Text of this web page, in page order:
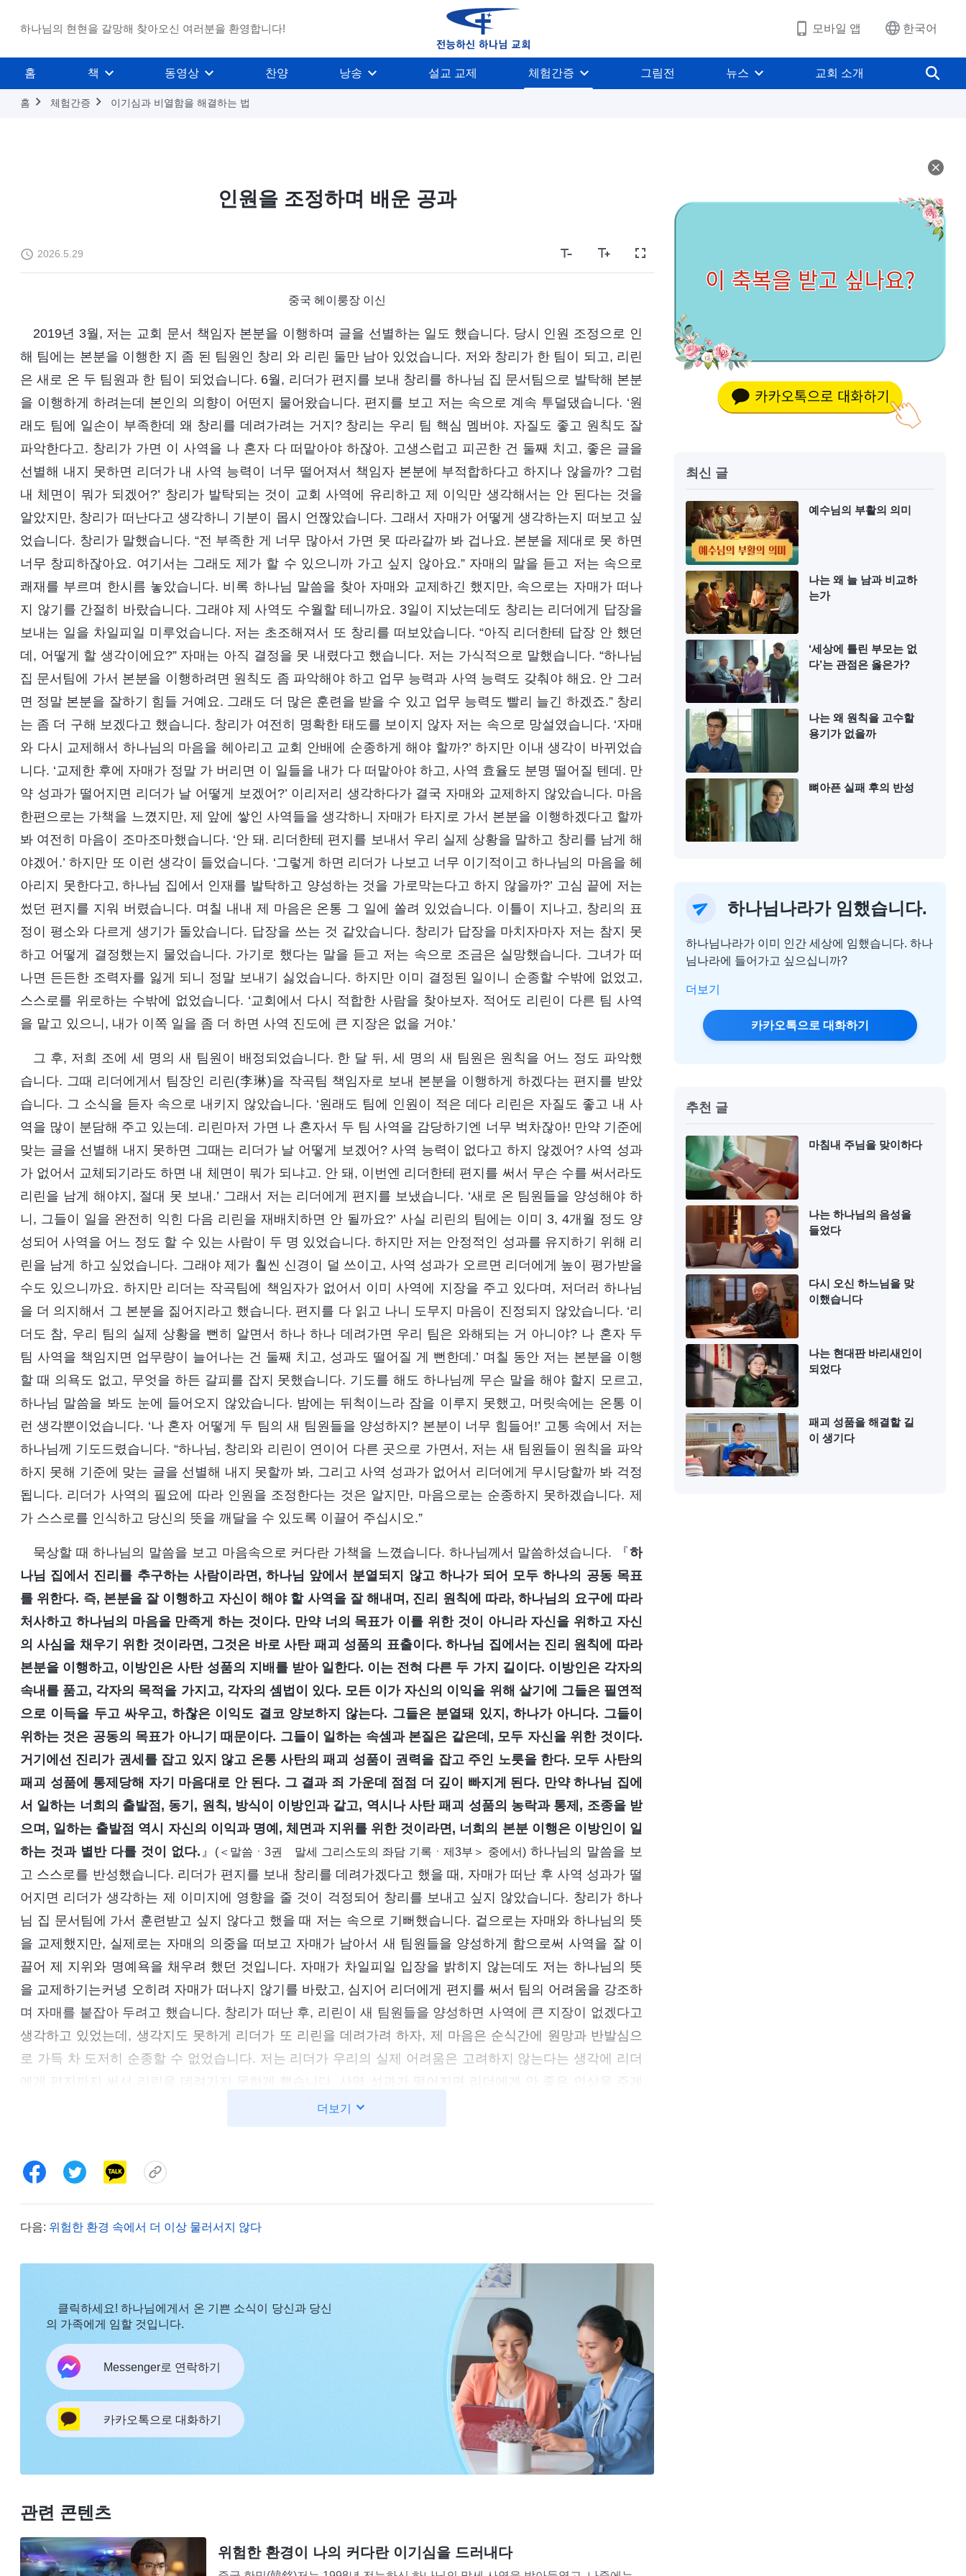
하나님의 현현을 갈망해 찾아오신 여러분을 환영합니다! 모바일 앱 한국어
홈 책 동영상 찬양 낭송 설교 교제 체험간증 그림전 뉴스 교회 소개
홈 체험간증 이기심과 비열함을 해결하는 법
인원을 조정하며 배운 공과
2026.5.29
중국 헤이룽장 이신
2019년 3월, 저는 교회 문서 책임자 본분을 이행하며 글을 선별하는 일도 했습니다. 당시 인원 조정으로 인
해 팀에는 본분을 이행한 지 좀 된 팀원인 창리 와 리린 둘만 남아 있었습니다. 저와 창리가 한 팀이 되고, 리린
은 새로 온 두 팀원과 한 팀이 되었습니다. 6월, 리더가 편지를 보내 창리를 하나님 집 문서팀으로 발탁해 본분
을 이행하게 하려는데 본인의 의향이 어떤지 물어왔습니다. 편지를 보고 저는 속으로 계속 투덜댔습니다. ‘원
래도 팀에 일손이 부족한데 왜 창리를 데려가려는 거지? 창리는 우리 팀 핵심 멤버야. 자질도 좋고 원칙도 잘
파악한다고. 창리가 가면 이 사역을 나 혼자 다 떠맡아야 하잖아. 고생스럽고 피곤한 건 둘째 치고, 좋은 글을
선별해 내지 못하면 리더가 내 사역 능력이 너무 떨어져서 책임자 본분에 부적합하다고 하지나 않을까? 그럼
내 체면이 뭐가 되겠어?’ 창리가 발탁되는 것이 교회 사역에 유리하고 제 이익만 생각해서는 안 된다는 것을
알았지만, 창리가 떠난다고 생각하니 기분이 몹시 언짢았습니다. 그래서 자매가 어떻게 생각하는지 떠보고 싶
었습니다. 창리가 말했습니다. “전 부족한 게 너무 많아서 가면 못 따라갈까 봐 겁나요. 본분을 제대로 못 하면
너무 창피하잖아요. 여기서는 그래도 제가 할 수 있으니까 가고 싶지 않아요.” 자매의 말을 듣고 저는 속으로
쾌재를 부르며 한시름 놓았습니다. 비록 하나님 말씀을 찾아 자매와 교제하긴 했지만, 속으로는 자매가 떠나
지 않기를 간절히 바랐습니다. 그래야 제 사역도 수월할 테니까요. 3일이 지났는데도 창리는 리더에게 답장을
보내는 일을 차일피일 미루었습니다. 저는 초조해져서 또 창리를 떠보았습니다. “아직 리더한테 답장 안 했던
데, 어떻게 할 생각이에요?” 자매는 아직 결정을 못 내렸다고 했습니다. 저는 가식적으로 말했습니다. “하나님
집 문서팀에 가서 본분을 이행하려면 원칙도 좀 파악해야 하고 업무 능력과 사역 능력도 갖춰야 해요. 안 그러
면 정말 본분을 잘하기 힘들 거예요. 그래도 더 많은 훈련을 받을 수 있고 업무 능력도 빨리 늘긴 하겠죠.” 창리
는 좀 더 구해 보겠다고 했습니다. 창리가 여전히 명확한 태도를 보이지 않자 저는 속으로 망설였습니다. ‘자매
와 다시 교제해서 하나님의 마음을 헤아리고 교회 안배에 순종하게 해야 할까?’ 하지만 이내 생각이 바뀌었습
니다. ‘교제한 후에 자매가 정말 가 버리면 이 일들을 내가 다 떠맡아야 하고, 사역 효율도 분명 떨어질 텐데. 만
약 성과가 떨어지면 리더가 날 어떻게 보겠어?’ 이리저리 생각하다가 결국 자매와 교제하지 않았습니다. 마음
한편으로는 가책을 느꼈지만, 제 앞에 쌓인 사역들을 생각하니 자매가 타지로 가서 본분을 이행하겠다고 할까
봐 여전히 마음이 조마조마했습니다. ‘안 돼. 리더한테 편지를 보내서 우리 실제 상황을 말하고 창리를 남게 해
야겠어.’ 하지만 또 이런 생각이 들었습니다. ‘그렇게 하면 리더가 나보고 너무 이기적이고 하나님의 마음을 헤
아리지 못한다고, 하나님 집에서 인재를 발탁하고 양성하는 것을 가로막는다고 하지 않을까?’ 고심 끝에 저는
썼던 편지를 지워 버렸습니다. 며칠 내내 제 마음은 온통 그 일에 쏠려 있었습니다. 이틀이 지나고, 창리의 표
정이 평소와 다르게 생기가 돌았습니다. 답장을 쓰는 것 같았습니다. 창리가 답장을 마치자마자 저는 참지 못
하고 어떻게 결정했는지 물었습니다. 가기로 했다는 말을 듣고 저는 속으로 조금은 실망했습니다. 그녀가 떠
나면 든든한 조력자를 잃게 되니 정말 보내기 싫었습니다. 하지만 이미 결정된 일이니 순종할 수밖에 없었고,
스스로를 위로하는 수밖에 없었습니다. ‘교회에서 다시 적합한 사람을 찾아보자. 적어도 리린이 다른 팀 사역
을 맡고 있으니, 내가 이쪽 일을 좀 더 하면 사역 진도에 큰 지장은 없을 거야.’
그 후, 저희 조에 세 명의 새 팀원이 배정되었습니다. 한 달 뒤, 세 명의 새 팀원은 원칙을 어느 정도 파악했
습니다. 그때 리더에게서 팀장인 리린(李琳)을 작곡팀 책임자로 보내 본분을 이행하게 하겠다는 편지를 받았
습니다. 그 소식을 듣자 속으로 내키지 않았습니다. ‘원래도 팀에 인원이 적은 데다 리린은 자질도 좋고 내 사
역을 많이 분담해 주고 있는데. 리린마저 가면 나 혼자서 두 팀 사역을 감당하기엔 너무 벅차잖아! 만약 기준에
맞는 글을 선별해 내지 못하면 그때는 리더가 날 어떻게 보겠어? 사역 능력이 없다고 하지 않겠어? 사역 성과
가 없어서 교체되기라도 하면 내 체면이 뭐가 되냐고. 안 돼, 이번엔 리더한테 편지를 써서 무슨 수를 써서라도
리린을 남게 해야지, 절대 못 보내.’ 그래서 저는 리더에게 편지를 보냈습니다. ‘새로 온 팀원들을 양성해야 하
니, 그들이 일을 완전히 익힌 다음 리린을 재배치하면 안 될까요?’ 사실 리린의 팀에는 이미 3, 4개월 정도 양
성되어 사역을 어느 정도 할 수 있는 사람이 두 명 있었습니다. 하지만 저는 안정적인 성과를 유지하기 위해 리
린을 남게 하고 싶었습니다. 그래야 제가 훨씬 신경이 덜 쓰이고, 사역 성과가 오르면 리더에게 높이 평가받을
수도 있으니까요. 하지만 리더는 작곡팀에 책임자가 없어서 이미 사역에 지장을 주고 있다며, 저더러 하나님
을 더 의지해서 그 본분을 짊어지라고 했습니다. 편지를 다 읽고 나니 도무지 마음이 진정되지 않았습니다. ‘리
더도 참, 우리 팀의 실제 상황을 뻔히 알면서 하나 하나 데려가면 우리 팀은 와해되는 거 아니야? 나 혼자 두
팀 사역을 책임지면 업무량이 늘어나는 건 둘째 치고, 성과도 떨어질 게 뻔한데.’ 며칠 동안 저는 본분을 이행
할 때 의욕도 없고, 무엇을 하든 갈피를 잡지 못했습니다. 기도를 해도 하나님께 무슨 말을 해야 할지 모르고,
하나님 말씀을 봐도 눈에 들어오지 않았습니다. 밤에는 뒤척이느라 잠을 이루지 못했고, 머릿속에는 온통 이
런 생각뿐이었습니다. ‘나 혼자 어떻게 두 팀의 새 팀원들을 양성하지? 본분이 너무 힘들어!’ 고통 속에서 저는
하나님께 기도드렸습니다. “하나님, 창리와 리린이 연이어 다른 곳으로 가면서, 저는 새 팀원들이 원칙을 파악
하지 못해 기준에 맞는 글을 선별해 내지 못할까 봐, 그리고 사역 성과가 없어서 리더에게 무시당할까 봐 걱정
됩니다. 리더가 사역의 필요에 따라 인원을 조정한다는 것은 알지만, 마음으로는 순종하지 못하겠습니다. 제
가 스스로를 인식하고 당신의 뜻을 깨달을 수 있도록 이끌어 주십시오.”
묵상할 때 하나님의 말씀을 보고 마음속으로 커다란 가책을 느꼈습니다. 하나님께서 말씀하셨습니다. 『하
나님 집에서 진리를 추구하는 사람이라면, 하나님 앞에서 분열되지 않고 하나가 되어 모두 하나의 공동 목표
를 위한다. 즉, 본분을 잘 이행하고 자신이 해야 할 사역을 잘 해내며, 진리 원칙에 따라, 하나님의 요구에 따라
처사하고 하나님의 마음을 만족게 하는 것이다. 만약 너의 목표가 이를 위한 것이 아니라 자신을 위하고 자신
의 사심을 채우기 위한 것이라면, 그것은 바로 사탄 패괴 성품의 표출이다. 하나님 집에서는 진리 원칙에 따라
본분을 이행하고, 이방인은 사탄 성품의 지배를 받아 일한다. 이는 전혀 다른 두 가지 길이다. 이방인은 각자의
속내를 품고, 각자의 목적을 가지고, 각자의 셈법이 있다. 모든 이가 자신의 이익을 위해 살기에 그들은 필연적
으로 이득을 두고 싸우고, 하찮은 이익도 결코 양보하지 않는다. 그들은 분열돼 있지, 하나가 아니다. 그들이
위하는 것은 공동의 목표가 아니기 때문이다. 그들이 일하는 속셈과 본질은 같은데, 모두 자신을 위한 것이다.
거기에선 진리가 권세를 잡고 있지 않고 온통 사탄의 패괴 성품이 권력을 잡고 주인 노릇을 한다. 모두 사탄의
패괴 성품에 통제당해 자기 마음대로 안 된다. 그 결과 죄 가운데 점점 더 깊이 빠지게 된다. 만약 하나님 집에
서 일하는 너희의 출발점, 동기, 원칙, 방식이 이방인과 같고, 역시나 사탄 패괴 성품의 농락과 통제, 조종을 받
으며, 일하는 출발점 역시 자신의 이익과 명예, 체면과 지위를 위한 것이라면, 너희의 본분 이행은 이방인이 일
하는 것과 별반 다를 것이 없다. 』 (＜말씀ㆍ3권 말세 그리스도의 좌담 기록ㆍ제3부＞ 중에서) 하나님의 말씀을 보
고 스스로를 반성했습니다. 리더가 편지를 보내 창리를 데려가겠다고 했을 때, 자매가 떠난 후 사역 성과가 떨
어지면 리더가 생각하는 제 이미지에 영향을 줄 것이 걱정되어 창리를 보내고 싶지 않았습니다. 창리가 하나
님 집 문서팀에 가서 훈련받고 싶지 않다고 했을 때 저는 속으로 기뻐했습니다. 겉으로는 자매와 하나님의 뜻
을 교제했지만, 실제로는 자매의 의중을 떠보고 자매가 남아서 새 팀원들을 양성하게 함으로써 사역을 잘 이
끌어 제 지위와 명예욕을 채우려 했던 것입니다. 자매가 차일피일 입장을 밝히지 않는데도 저는 하나님의 뜻
을 교제하기는커녕 오히려 자매가 떠나지 않기를 바랐고, 심지어 리더에게 편지를 써서 팀의 어려움을 강조하
며 자매를 붙잡아 두려고 했습니다. 창리가 떠난 후, 리린이 새 팀원들을 양성하면 사역에 큰 지장이 없겠다고
생각하고 있었는데, 생각지도 못하게 리더가 또 리린을 데려가려 하자, 제 마음은 순식간에 원망과 반발심으
로 가득 차 도저히 순종할 수 없었습니다. 저는 리더가 우리의 실제 어려움은 고려하지 않는다는 생각에 리더
에게 편지까지 써서 리린을 데려가지 못하게 했습니다. 사역 성과가 떨어지면 리더에게 안 좋은 인상을 주게
될까 봐 걱정했던 것입니다. 저는 매사에 제 이익만 생각하고 교회 사역은 고려하지 않았습니다. 너무나 이기
역이 손해를 입는 것을 보면서도 리린을 보내지 않으려 했으니, 제게 정상 인성이 조금이라도 있었겠습니까?
의 성과를 위해 다른 팀 사역은 아랑곳하지 않고, 리린을 남게 하여 제 체면과 지위를 위해 힘쓰게 하려 했습니
회하며 하나님께 회개하겠다고 기도드렸습니다.
2021년 9월, 사역의 필요에 따라 교회에 설교문팀이 새로 꾸려졌습니다. 저는 생명 체험 간증문을 맡았고,
파트너 형제님은 설교문 사역을 맡았습니다. 리더는 편지로 저희에게 범위를 넓혀 설교문을 쓸 수 있는 인원
을 파악하는 한편, 문서팀 팀원 각자의 특기와 본분 이행 성과에 따라 합리적으로 인원을 조정하라고 했습니
다. 인원 조정 후 설교문을 쓰는 사람이 적어 사역 진도가 다소 지체되자, 파트너 형제님은 제 책임 범위에 있
는 저우리(周麗) 자매를 설교문팀으로 보내는 게 어떻겠냐고 상의해 왔습니다. 그 말을 듣자 저는 속으로 내키
지 않았습니다. ‘저우리는 자질도 좋고 원칙도 어느 정도 파악하고 있어서 글 선별 성과가 좋은데, 저우리를 보
내면 사역 성과가 떨어지지 않겠어?’ 이런 생각에 저는 거절했고, 형제님이 아무리 얘기해도 저우리를 보내는
것에 동의하지 않았습니다. 사실 속으로는 잘 알고 있었습니다. 저우리는 글을 선별하는 원칙을 파악하고 있
음을 전하고 하나님을 증거해야 하므로 저우리를 보내는 것이 사역에 유익했습니다. ‘내가 사람을 꽉 쥐고 안
사역에 지장이 생길 거라는 생각이 들었습니다. ‘나중에 사역 성과가 떨어지면 리더가 분명 예전에 성과가 좋
더보기
다음: 위험한 환경 속에서 더 이상 물러서지 않다
클릭하세요! 하나님에게서 온 기쁜 소식이 당신과 당신
의 가족에게 임할 것입니다.
Messenger로 연락하기
카카오톡으로 대화하기
관련 콘텐츠
위험한 환경이 나의 커다란 이기심을 드러내다
최신 글
예수님의 부활의 의미
나는 왜 늘 남과 비교하
는가
‘세상에 틀린 부모는 없
다’는 관점은 옳은가?
나는 왜 원칙을 고수할
용기가 없을까
뼈아픈 실패 후의 반성
하나님나라가 임했습니다.
하나님나라가 이미 인간 세상에 임했습니다. 하나
님나라에 들어가고 싶으십니까?
더보기
카카오톡으로 대화하기
추천 글
마침내 주님을 맞이하다
나는 하나님의 음성을
들었다
다시 오신 하느님을 맞
이했습니다
나는 현대판 바리새인이
되었다
패괴 성품을 해결할 길
이 생기다